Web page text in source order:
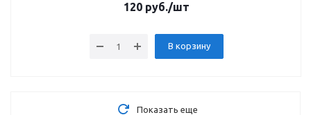
120руб./шт
В корзину
Показать еще